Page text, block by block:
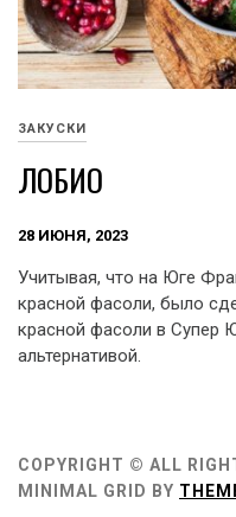
ЗАКУСКИ
ЛОБИО
28 ИЮНЯ, 2023
Учитывая, что на Юге
красной фасоли, было
красной фасоли в Супер
альтернативой.
COPYRIGHT © ALL
MINIMAL GRID BY